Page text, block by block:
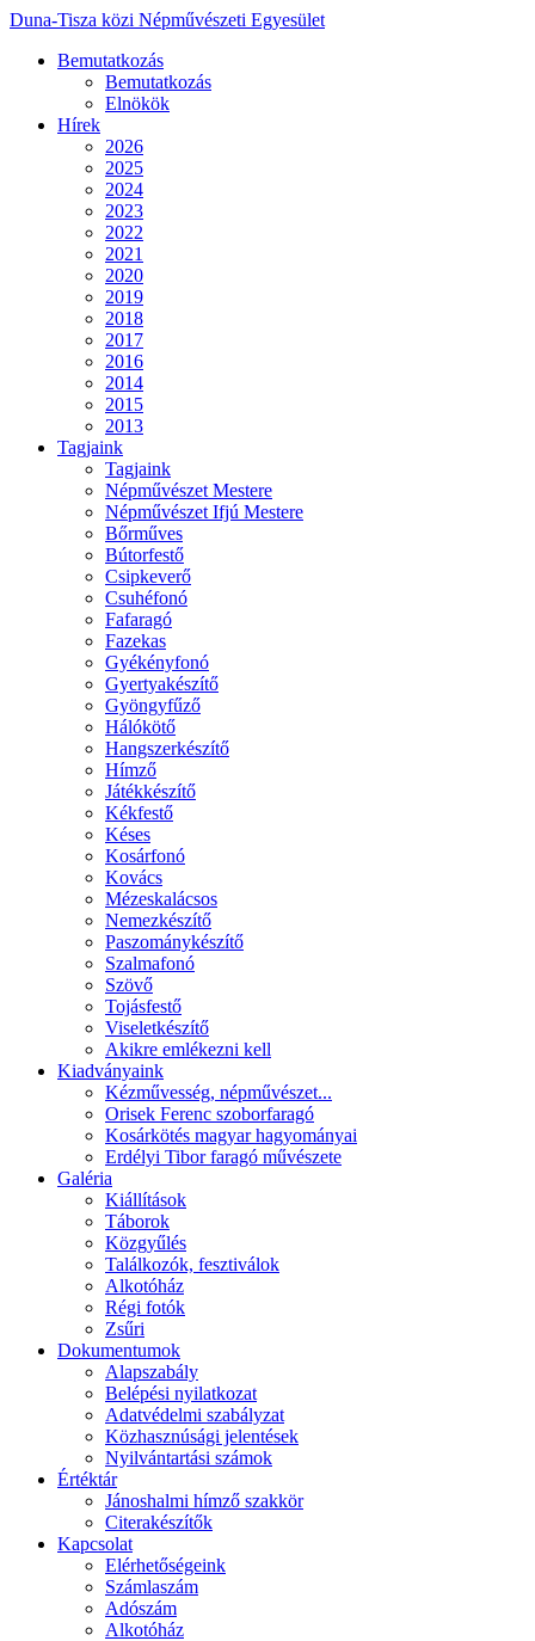
Duna-Tisza közi Népművészeti Egyesület
Bemutatkozás
Bemutatkozás
Elnökök
Hírek
2026
2025
2024
2023
2022
2021
2020
2019
2018
2017
2016
2014
2015
2013
Tagjaink
Tagjaink
Népművészet Mestere
Népművészet Ifjú Mestere
Bőrműves
Bútorfestő
Csipkeverő
Csuhéfonó
Fafaragó
Fazekas
Gyékényfonó
Gyertyakészítő
Gyöngyfűző
Hálókötő
Hangszerkészítő
Hímző
Játékkészítő
Kékfestő
Késes
Kosárfonó
Kovács
Mézeskalácsos
Nemezkészítő
Paszománykészítő
Szalmafonó
Szövő
Tojásfestő
Viseletkészítő
Akikre emlékezni kell
Kiadványaink
Kézművesség, népművészet...
Orisek Ferenc szoborfaragó
Kosárkötés magyar hagyományai
Erdélyi Tibor faragó művészete
Galéria
Kiállítások
Táborok
Közgyűlés
Találkozók, fesztiválok
Alkotóház
Régi fotók
Zsűri
Dokumentumok
Alapszabály
Belépési nyilatkozat
Adatvédelmi szabályzat
Közhasznúsági jelentések
Nyilvántartási számok
Értéktár
Jánoshalmi hímző szakkör
Citerakészítők
Kapcsolat
Elérhetőségeink
Számlaszám
Adószám
Alkotóház